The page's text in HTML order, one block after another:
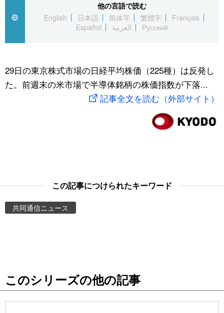
Русский
国際
社会
文化
アーカイブ
Japan Data
旅と暮らし
動画/Live
Images
People
公式SNS
科学・技術
暮らし
スポーツ・東京2020
他の言語で読む
English
日本語 简体字 繁體字
Français
Español
العربية Русский
29日の東京株式市場の日経平均株価（225種）は反発し
た。前週末の米市場で半導体銘柄の株価指数が下落...
記事全文を読む（外部サイト）
この記事につけられたキーワード
共同通信ニュース
このシリーズの他の記事